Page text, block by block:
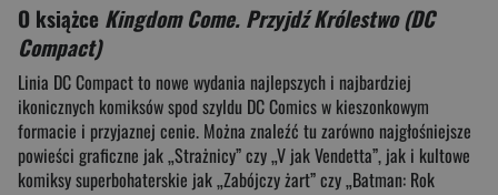
O książce Kingdom Come. Przyjdź Królestwo (DC
Compact)
Linia DC Compact to nowe wydania najlepszych i najbardziej
ikonicznych komiksów spod szyldu DC Comics w kieszonkowym
formacie i przyjaznej cenie. Można znaleźć tu zarówno najgłośniejsze
powieści graficzne jak „Strażnicy” czy „V jak Vendetta”, jak i kultowe
komiksy superbohaterskie jak „Zabójczy żart” czy „Batman: Rok